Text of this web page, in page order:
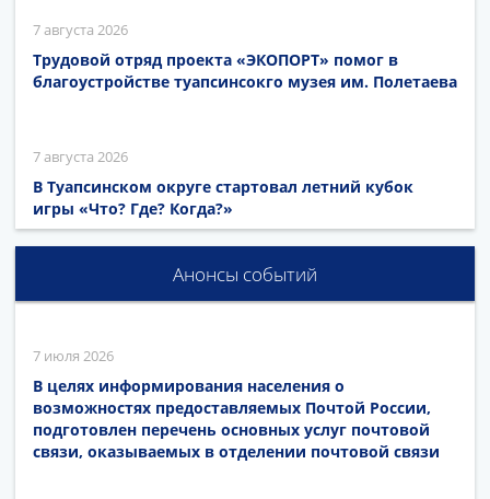
7 августа 2026
Трудовой отряд проекта «ЭКОПОРТ» помог в
благоустройстве туапсинсокго музея им. Полетаева
7 августа 2026
В Туапсинском округе стартовал летний кубок
игры «Что? Где? Когда?»
Анонсы событий
7 июля 2026
В целях информирования населения о
возможностях предоставляемых Почтой России,
подготовлен перечень основных услуг почтовой
связи, оказываемых в отделении почтовой связи